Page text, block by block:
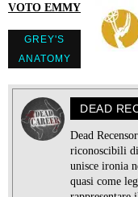
VOTO EMMY
GREY'S
ANATOMY
DEAD
Dead
riconoscibili di
unisce ironia
quasi come